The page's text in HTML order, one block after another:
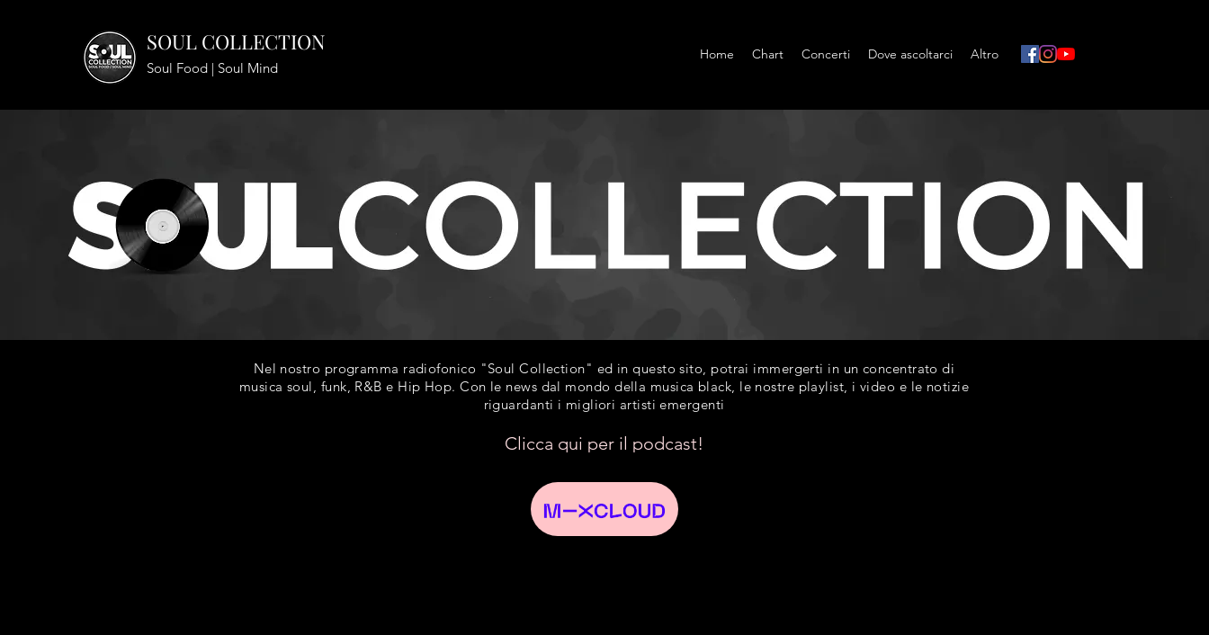
SOUL COLLECTION
Soul Food | Soul Mind
Home Chart Concerti Dove ascoltarci Altro
Nel nostro programma radiofonico "Soul Collection" ed in questo sito, potrai immergerti in un concentrato di
musica soul, funk, R&B e Hip Hop. Con le news dal mondo della musica black, le nostre playlist, i video e le notizie
riguardanti i migliori artisti emergenti
Clicca qui per il podcast!